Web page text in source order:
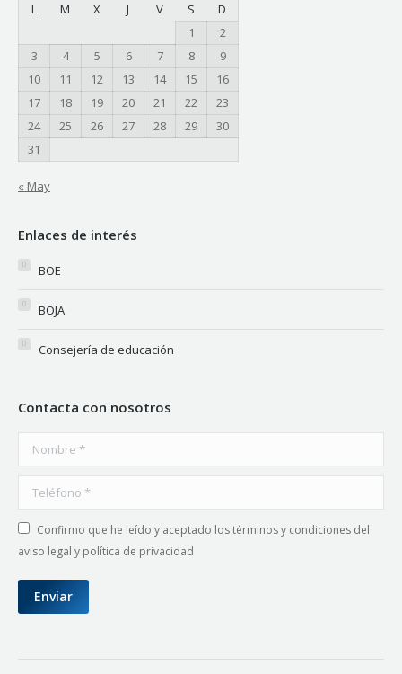
L
M X J V S
D
1
2
3
4 5 6 7 8
9
10
11 12 13 14 15
16
17
18 19 20 21 22
23
24
25 26 27 28 29
30
31
« May
Enlaces de interés
BOE
BOJA
Consejería de educación
Contacta con nosotros
Nombre *
Teléfono *
Confirmo que he leído y aceptado los términos y condiciones del
aviso legal y política de privacidad
Enviar